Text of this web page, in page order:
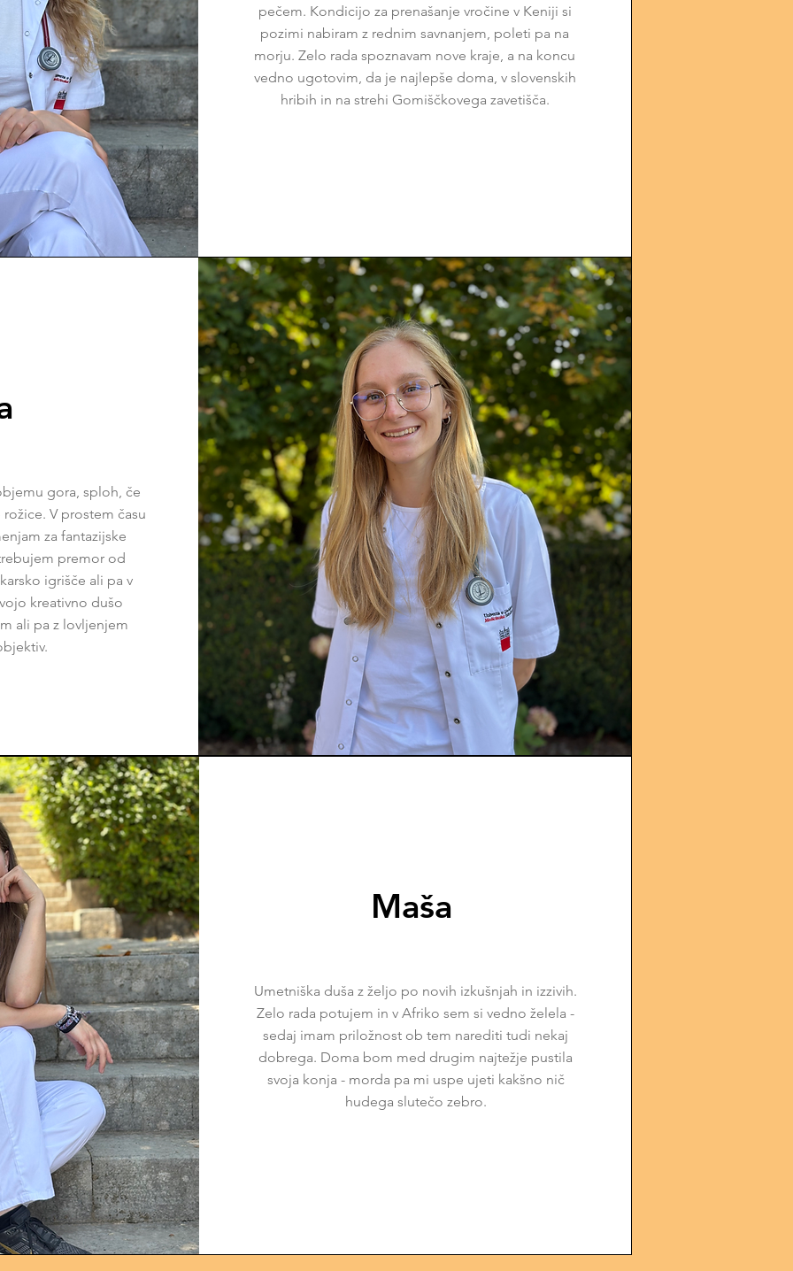
pečem. Kondicijo za prenašanje vročine v Keniji si
pozimi nabiram z rednim savnanjem, poleti pa na
morju. Zelo rada spoznavam nove kraje, a na koncu
vedno ugotovim, da je najlepše doma, v slovenskih
hribih in na strehi Gomiščkovega zavetišča.
gora, sploh, če
V prostem času
za fantazijske
premor od
igrišče ali pa v
kreativno dušo
ali pa z lovljenjem
Maša
Umetniška duša z željo po novih izkušnjah in izzivih.
Zelo rada potujem in v Afriko sem si vedno želela -
sedaj imam priložnost ob tem narediti tudi nekaj
dobrega. Doma bom med drugim najtežje pustila
svoja konja - morda pa mi uspe ujeti kakšno nič
hudega slutečo zebro.